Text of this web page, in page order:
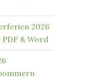
2026
& Word